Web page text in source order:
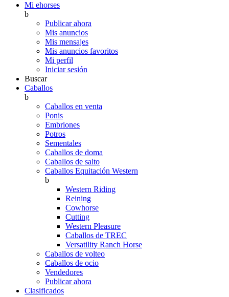
Mi ehorses
b
Publicar ahora
Mis anuncios
Mis mensajes
Mis anuncios favoritos
Mi perfil
Iniciar sesión
Buscar
Caballos
b
Caballos en venta
Ponis
Embriones
Potros
Sementales
Caballos de doma
Caballos de salto
Caballos Equitación Western
b
Western Riding
Reining
Cowhorse
Cutting
Western Pleasure
Caballos de TREC
Versatility Ranch Horse
Caballos de volteo
Caballos de ocio
Vendedores
Publicar ahora
Clasificados